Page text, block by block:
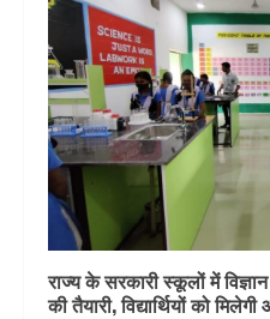
राज्य के सरकारी स्कूलों में
की तैयारी, विद्यार्थियों को